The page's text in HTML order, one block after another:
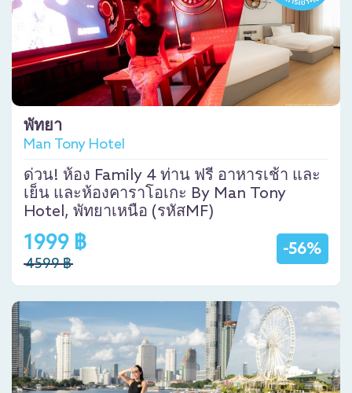
พัทยา
Man Tony Hotel
ด่วน! ห้อง Family 4 ท่าน ฟรี อาหารเช้า และ
เย็น และห้องคาราโอเกะ By Man Tony
Hotel, พัทยาเหนือ (รหัสMF)
-56%
1999 ฿
4599 ฿